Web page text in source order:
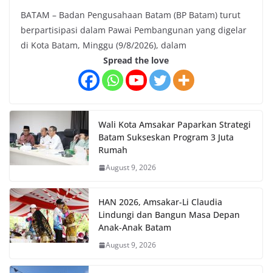
BATAM – Badan Pengusahaan Batam (BP Batam) turut
berpartisipasi dalam Pawai Pembangunan yang digelar
di Kota Batam, Minggu (9/8/2026), dalam
Spread the love
Wali Kota Amsakar Paparkan Strategi
Batam Sukseskan Program 3 Juta
Rumah
August 9, 2026
HAN 2026, Amsakar-Li Claudia
Lindungi dan Bangun Masa Depan
Anak-Anak Batam
August 9, 2026